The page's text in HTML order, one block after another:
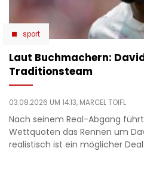
sport
Laut Buchmachern:
Traditionsteam
03.08.2026 UM 14:13, MARCEL TOIFL
Nach seinem Real-Abgang
Wettquoten das Rennen um
realistisch ist ein möglicher